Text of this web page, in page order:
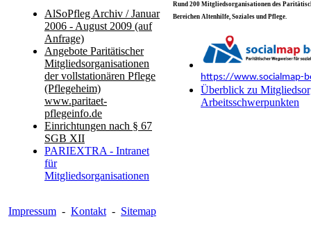
AlSoPfleg Archiv / Januar
2006 - August 2009 (auf
Anfrage)
Angebote Paritätischer
Mitgliedsorganisationen
der vollstationären Pflege
(Pflegeheim)
www.paritaet-
pflegeinfo.de
Einrichtungen nach § 67
SGB XII
PARIEXTRA - Intranet
für
Mitgliedsorganisationen
Rund 200 Mitgliedsorganisationen des
Bereichen Altenhilfe, Soziales und Pflege.
https://www.socialmap-
Überblick zu
Arbeitsschwerpunkten
Impressum - Kontakt - Sitemap